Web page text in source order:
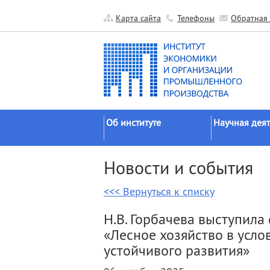
Карта сайта Телефоны Обратная
Об институте
Официальные документы
История
Научные подразделения
Прочие подразделения
Научная
исследований
Гранты
Научные
Экспедиции
Новости и события
<<< Вернуться к списку
Н.В. Горбачева
«Лесное хозяйство в
устойчивого развития»